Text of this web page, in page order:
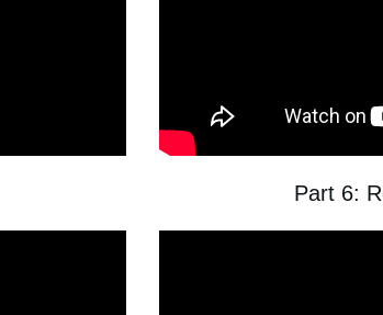
Part 6: